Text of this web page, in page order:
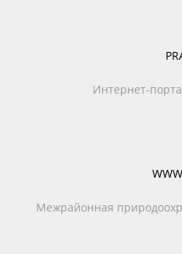
Интернет-
Межрайонная